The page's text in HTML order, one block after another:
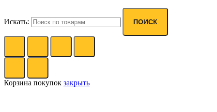
Искать: ПОИСК
Корзина покупок закрыть